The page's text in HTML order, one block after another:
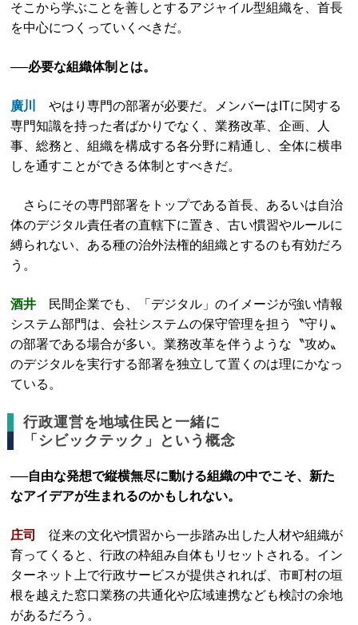
そこから学ぶことを善しとするアジャイル型組織を、首長
を中心につくっていくべきだ。
──必要な組織体制とは。
廣川
やはり専門の部署が必要だ。メンバーはITに関する
専門知識を持った者ばかりでなく、業務改革、企画、人
事、総務と、組織を構成する各分野に精通し、全体に横串
しを通すことができる体制とすべきだ。
さらにその専門部署をトップである首長、あるいは自治
体のデジタル責任者の直轄下に置き、古い慣習やルールに
縛られない、ある種の治外法権的組織とするのも有効だろ
う。
酒井 民間企業でも、「デジタル」のイメージが強い情報
システム部門は、会社システムの保守管理を担う〝守り〟
の部署である場合が多い。業務改革を伴うような〝攻め〟
のデジタルを実行する部署を独立して置くのは理にかなっ
ている。
行政運営を地域住民と一緒に
「シビックテック」という概念
──自由な発想で縦横無尽に動ける組織の中でこそ、新た
なアイデアが生まれるのかもしれない。
庄司
従来の文化や慣習から一歩踏み出した人材や組織が
育ってくると、行政の枠組み自体もリセットされる。イン
ターネット上で行政サービスが提供されれば、市町村の垣
根を越えた窓口業務の共通化や広域連携なども検討の余地
があるだろう。